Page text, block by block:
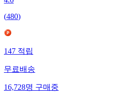
4.6
(480)
147적립
무료배송
16,728명구매중